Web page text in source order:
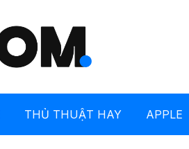
THỦ THUẬT HAY APPLE